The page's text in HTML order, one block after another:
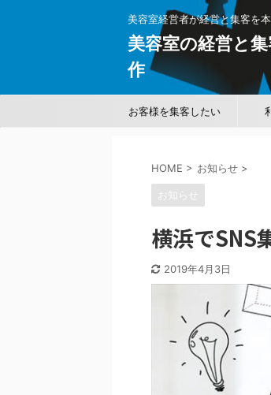
美容室経営者が経営と集客を
美容室の経営と
作
お客様を集客したい
HOME > お知らせ >
お知らせ
横浜でSNS
2019年4月3日